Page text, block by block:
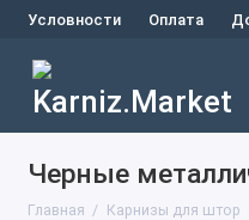
Условности Оплата
Черные
Главная Карнизы для штор